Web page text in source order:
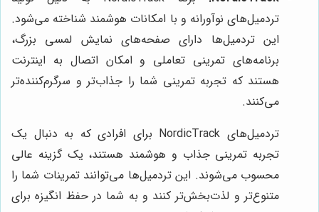
تردمیل‌های نوآورانه و با امکانات هوشمند شناخته می‌شود.
این تردمیل‌ها دارای صفحه‌های نمایش لمسی بزرگ،
برنامه‌های تمرینی تعاملی و امکان اتصال به اینترنت
هستند که تجربه تمرینی شما را جذاب‌تر و سرگرم‌کننده‌تر
می‌کنند.
تردمیل‌های NordicTrack برای افرادی که به دنبال یک
تجربه تمرینی جذاب و هوشمند هستند، یک گزینه عالی
محسوب می‌شوند. این تردمیل‌ها می‌توانند تمرینات شما را
متنوع‌تر و لذت‌بخش‌تر کنند و به شما در حفظ انگیزه برای